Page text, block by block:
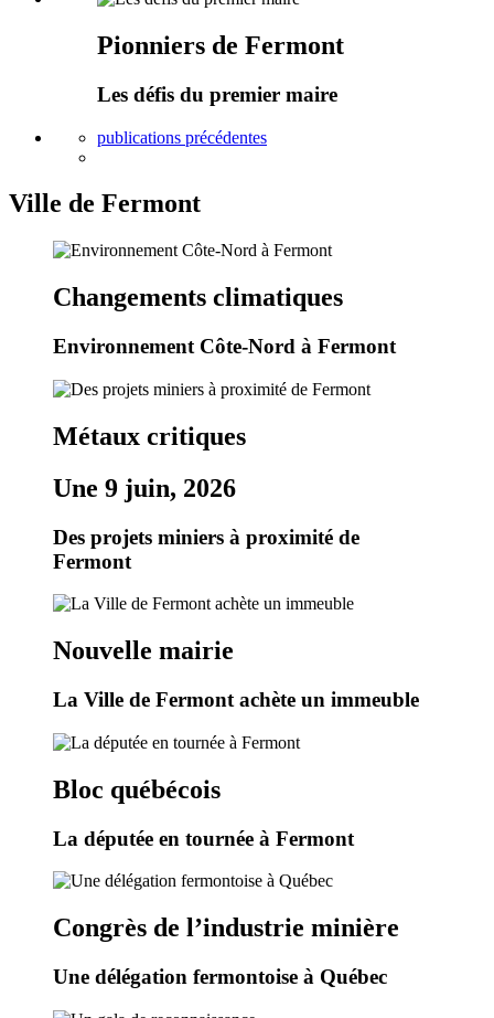
Pionniers de Fermont
Les défis du premier maire
publications précédentes
Ville de Fermont
Changements climatiques
Environnement Côte-Nord à Fermont
Métaux critiques
Une 9 juin, 2026
Des projets miniers à proximité de
Fermont
Nouvelle mairie
La Ville de Fermont achète un immeuble
Bloc québécois
La députée en tournée à Fermont
Congrès de l’industrie minière
Une délégation fermontoise à Québec